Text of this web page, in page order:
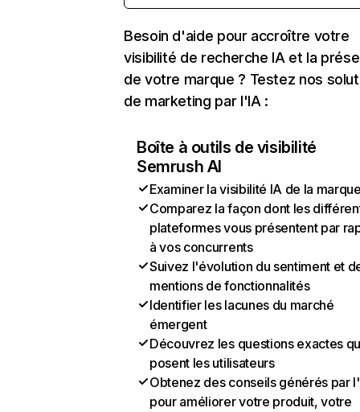
Besoin d'aide pour accroître votre
visibilité de recherche IA et la
de votre marque ? Testez nos
de marketing par l'IA :
Boîte à outils de visibilité
Semrush AI
Examiner la visibilité IA de la
Comparez la façon dont les
plateformes vous présentent par
à vos concurrents
Suivez l'évolution du sentiment et
mentions de fonctionnalités
Identifier les lacunes du marché
émergent
Découvrez les questions exactes
posent les utilisateurs
Obtenez des conseils générés par
pour améliorer votre produit, votre